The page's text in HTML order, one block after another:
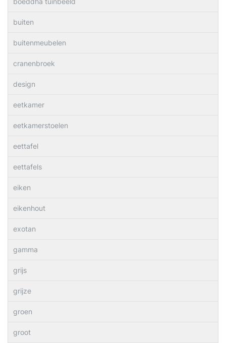
buiten
buitenmeubelen
cranenbroek
design
eetkamer
eetkamerstoelen
eettafel
eettafels
eiken
eikenhout
exotan
gamma
grijs
grijze
groen
groot